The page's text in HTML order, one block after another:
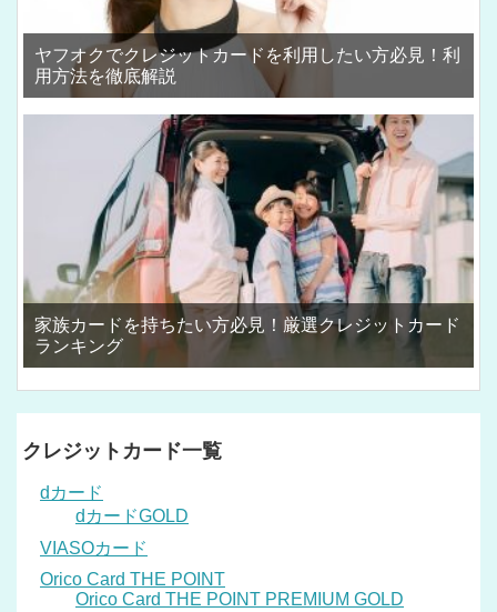
ヤフオクでクレジットカードを利用したい方必見！利
用方法を徹底解説
家族カードを持ちたい方必見！厳選クレジットカード
ランキング
クレジットカード一覧
dカード
dカードGOLD
VIASOカード
Orico Card THE POINT
Orico Card THE POINT PREMIUM GOLD